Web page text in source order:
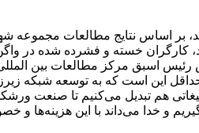
کارگران خسته و فشرده شده در
اسبق مرکز مطالعات بین
این است که به توسعه شبکه
هم تبدیل می‌کنیم تا صنعت
و خدا می‌داند با این هزینه‌ها و